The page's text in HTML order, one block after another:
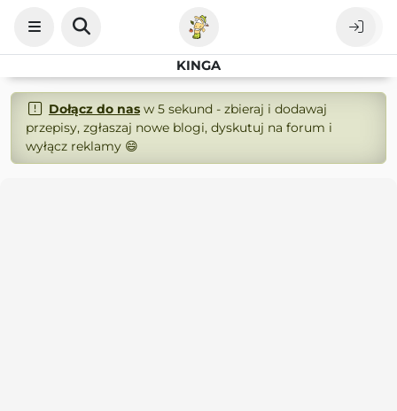
KINGA
Dołącz do nasw 5 sekund - zbieraj i dodawaj
przepisy, zgłaszaj nowe blogi, dyskutuj na forum i
wyłącz reklamy 😄